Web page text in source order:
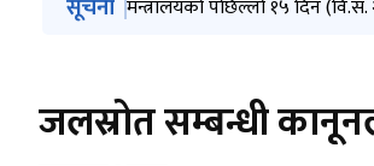
सूचना मिति २०८३/०३/३२ को
मन्त्रालयको पछिल्लो १५ दिन
विद्युत सेवा सम्बन्धी गुनासो
गुनासो सम्बोधन गर्ने व्यवस्था
वार्षिक विकास कार्यक्रम (आ.व.
जलस्रोत सम्बन्धी